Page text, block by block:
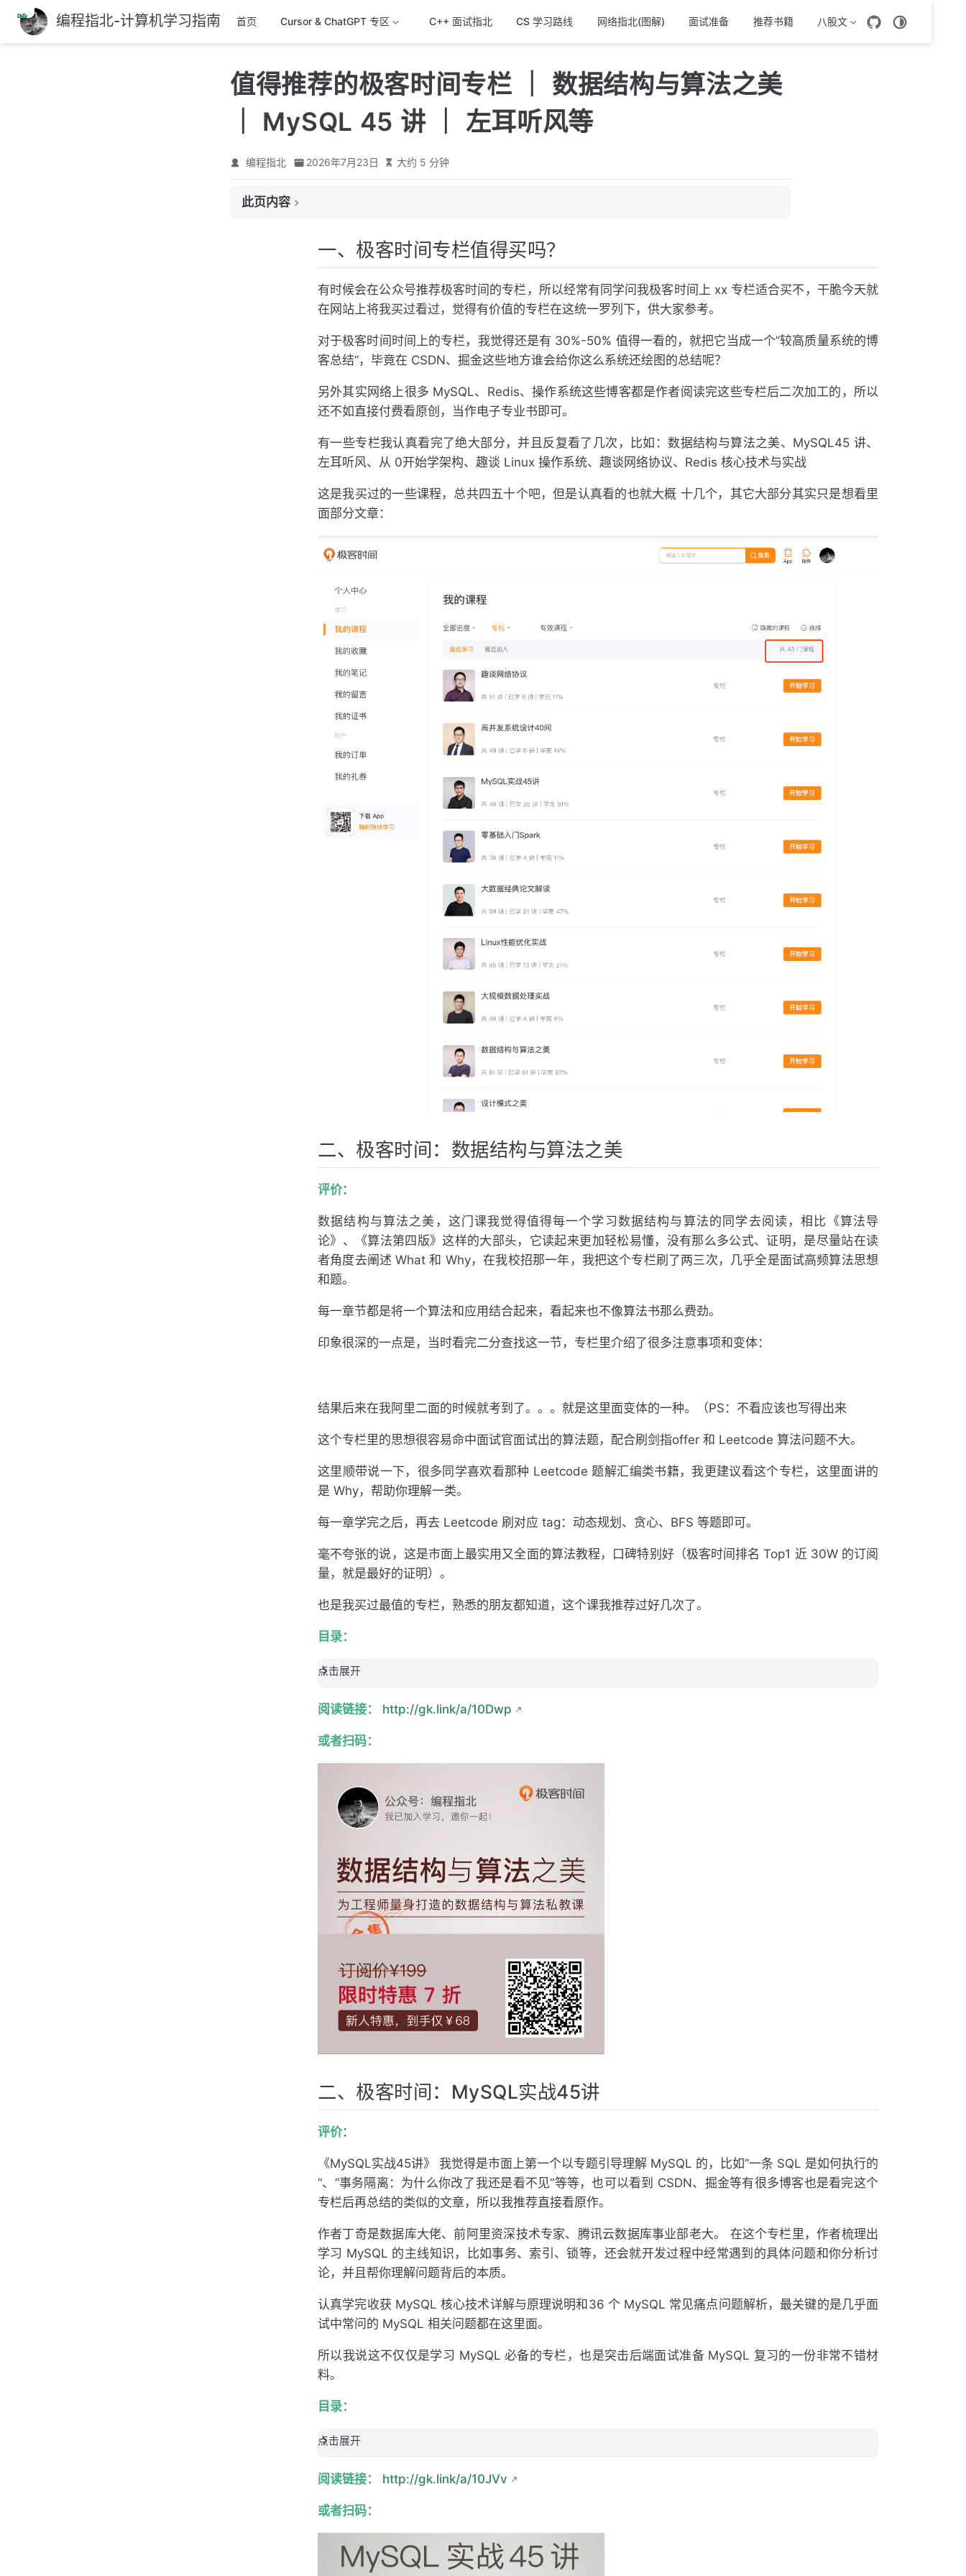
跳
编程指北-计算机学习指南 首页 Cursor & ChatGPT 专区 C++ 面试指北 CS 学习路线 网络指北(图解) 面试准备 推荐书籍 八股文
值得推荐的极客时间专栏 ｜ 数据结构与算法之美
｜ MySQL 45 讲 ｜ 左耳听风等
编程指北 2026年7月23日 大约 5 分钟
此页内容
二、极客时间：数据结构与算法之美
二、极客时间：MySQL实战45讲
三、极客时间：左耳听风
一、极客时间专栏值得买吗？
有时候会在公众号推荐极客时间的专栏，所以经常有同学问我极客时间上 xx 专栏适合买不，干脆今天就
在网站上将我买过看过，觉得有价值的专栏在这统一罗列下，供大家参考。
对于极客时间时间上的专栏，我觉得还是有 30%-50% 值得一看的，就把它当成一个”较高质量系统的博
客总结“，毕竟在 CSDN、掘金这些地方谁会给你这么系统还绘图的总结呢？
另外其实网络上很多 MySQL、Redis、操作系统这些博客都是作者阅读完这些专栏后二次加工的，所以
还不如直接付费看原创，当作电子专业书即可。
有一些专栏我认真看完了绝大部分，并且反复看了几次，比如：数据结构与算法之美、MySQL45 讲、
左耳听风、从 0开始学架构、趣谈 Linux 操作系统、趣谈网络协议、Redis 核心技术与实战
这是我买过的一些课程，总共四五十个吧，但是认真看的也就大概 十几个，其它大部分其实只是想看里
面部分文章：
二、极客时间：数据结构与算法之美
评价：
数据结构与算法之美，这门课我觉得值得每一个学习数据结构与算法的同学去阅读，相比《算法导
论》、《算法第四版》这样的大部头，它读起来更加轻松易懂，没有那么多公式、证明，是尽量站在读
者角度去阐述 What 和 Why，在我校招那一年，我把这个专栏刷了两三次，几乎全是面试高频算法思想
和题。
每一章节都是将一个算法和应用结合起来，看起来也不像算法书那么费劲。
印象很深的一点是，当时看完二分查找这一节，专栏里介绍了很多注意事项和变体：
结果后来在我阿里二面的时候就考到了。。。就是这里面变体的一种。（PS：不看应该也写得出来
这个专栏里的思想很容易命中面试官面试出的算法题，配合刷剑指offer 和 Leetcode 算法问题不大。
这里顺带说一下，很多同学喜欢看那种 Leetcode 题解汇编类书籍，我更建议看这个专栏，这里面讲的
是 Why，帮助你理解一类。
每一章学完之后，再去 Leetcode 刷对应 tag：动态规划、贪心、BFS 等题即可。
毫不夸张的说，这是市面上最实用又全面的算法教程，口碑特别好（极客时间排名 Top1 近 30W 的订阅
量，就是最好的证明）。
也是我买过最值的专栏，熟悉的朋友都知道，这个课我推荐过好几次了。
目录：
点击展开
阅读链接： http://gk.link/a/10Dwp
或者扫码：
二、极客时间：MySQL实战45讲
评价：
《MySQL实战45讲》 我觉得是市面上第一个以专题引导理解 MySQL 的，比如”一条 SQL 是如何执行的
“、”事务隔离：为什么你改了我还是看不见“等等，也可以看到 CSDN、掘金等有很多博客也是看完这个
专栏后再总结的类似的文章，所以我推荐直接看原作。
作者丁奇是数据库大佬、前阿里资深技术专家、腾讯云数据库事业部老大。 在这个专栏里，作者梳理出
学习 MySQL 的主线知识，比如事务、索引、锁等，还会就开发过程中经常遇到的具体问题和你分析讨
论，并且帮你理解问题背后的本质。
认真学完收获 MySQL 核心技术详解与原理说明和36 个 MySQL 常见痛点问题解析，最关键的是几乎面
试中常问的 MySQL 相关问题都在这里面。
所以我说这不仅仅是学习 MySQL 必备的专栏，也是突击后端面试准备 MySQL 复习的一份非常不错材
料。
目录：
点击展开
阅读链接： http://gk.link/a/10JVv
或者扫码：